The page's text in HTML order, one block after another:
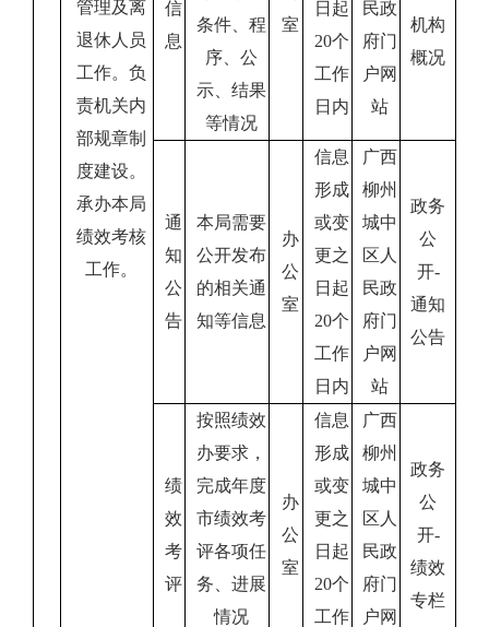
管理及离
退休人员
工作。负
责机关内
部规章制
度建设。
承办本局
绩效考核
工作。
信
息
条件、程
序、公
示、结果
等情况
室
日起
20个
工作
日内
民政
府门
户网
站
机构
概况
通
知
公
告
本局需要
公开发布
的相关通
知等信息
办
公
室
信息
形成
或变
更之
日起
20个
工作
日内
广西
柳州
城中
区人
民政
府门
户网
站
政务
公
开-
通知
公告
绩
效
考
评
按照绩效
办要求，
完成年度
市绩效考
评各项任
务、进展
情况
办
公
室
信息
形成
或变
更之
日起
20个
工作
广西
柳州
城中
区人
民政
府门
户网
政务
公
开-
绩效
专栏